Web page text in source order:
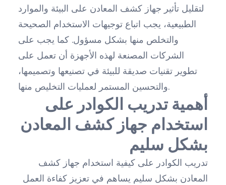
لتقليل تأثير جهاز كشف المعادن على البيئة والموارد
الطبيعية، يجب اتباع توجيهات الاستخدام الصحيحة
والتخلص منها بشكل مسؤول. كما يجب على
الشركات المصنعة لهذه الأجهزة أن تعمل على
تطوير تقنيات صديقة للبيئة في تصنيعها وتصميمها،
والتحسين المستمر لعمليات التخليص منها.
أهمية تدريب الكوادر على
استخدام جهاز كشف المعادن
بشكل سليم
تدريب الكوادر على كيفية استخدام جهاز كشف
المعادن بشكل سليم يساهم في تعزيز كفاءة العمل